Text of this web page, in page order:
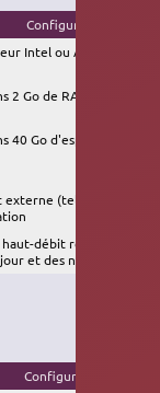
Configuration
Intel ou AMD à
2 Go de RAM
40 Go d'espace disque
externe (tel qu'une
haut-débit recommandé,
et des nouveaux
Configuration